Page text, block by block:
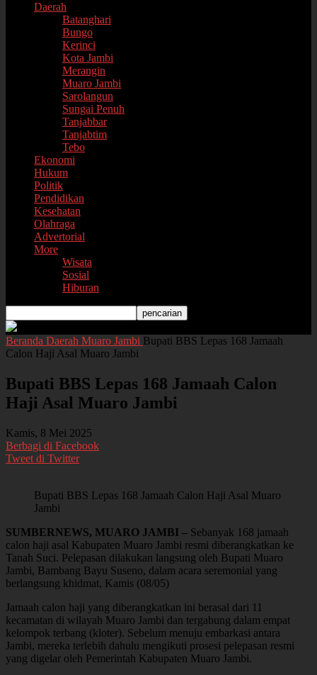
Daerah
Batanghari
Bungo
Kerinci
Kota Jambi
Merangin
Muaro Jambi
Sarolangun
Sungai Penuh
Tanjabbar
Tanjabtim
Tebo
Ekonomi
Hukum
Politik
Pendidikan
Kesehatan
Olahraga
Advertorial
More
Wisata
Sosial
Hiburan
Beranda Daerah Muaro Jambi Bupati BBS Lepas 168 Jamaah
Calon Haji Asal Muaro Jambi
Bupati BBS Lepas 168 Jamaah Calon
Haji Asal Muaro Jambi
Kamis, 8 Mei 2025
Berbagi di Facebook
Tweet di Twitter
Bupati BBS Lepas 168 Jamaah Calon Haji Asal Muaro
Jambi
SUMBERNEWS, MUARO JAMBI – Sebanyak 168 jamaah
calon haji asal Kabupaten Muaro Jambi resmi diberangkatkan ke
Tanah Suci. Pelepasan dilakukan langsung oleh Bupati Muaro
Jambi, Bambang Bayu Suseno, dalam acara seremonial yang
berlangsung khidmat, Kamis (08/05)
Jamaah calon haji yang diberangkatkan ini berasal dari 11
kecamatan di wilayah Muaro Jambi dan tergabung dalam empat
kelompok terbang (kloter). Sebelum menuju embarkasi antara
Jambi, mereka terlebih dahulu mengikuti prosesi pelepasan resmi
yang digelar oleh Pemerintah Kabupaten Muaro Jambi.